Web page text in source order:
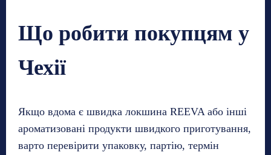
Що робити покупцям у
Чехії
Якщо вдома є швидка локшина REEVA або інші
ароматизовані продукти швидкого приготування,
варто перевірити упаковку, партію, термін